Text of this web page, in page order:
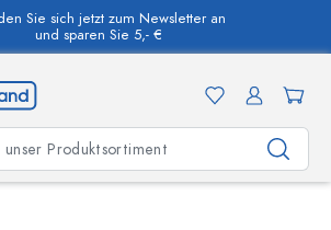
Sie sich jetzt zum Newsletter an
und sparen Sie 5,- €